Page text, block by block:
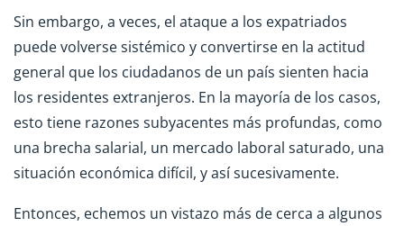
Sin embargo, a veces, el ataque a los expatriados
puede volverse sistémico y convertirse en la actitud
general que los ciudadanos de un país sienten hacia
los residentes extranjeros. En la mayoría de los casos,
esto tiene razones subyacentes más profundas, como
una brecha salarial, un mercado laboral saturado, una
situación económica difícil, y así sucesivamente.
Entonces, echemos un vistazo más de cerca a algunos